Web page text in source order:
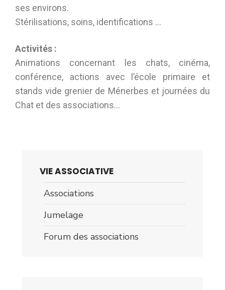
ses environs.
Stérilisations, soins, identifications …
Activités :
Animations concernant les chats, cinéma,
conférence, actions avec l’école primaire et
stands vide grenier de Ménerbes et journées du
Chat et des associations…
VIE ASSOCIATIVE
Associations
Jumelage
Forum des associations